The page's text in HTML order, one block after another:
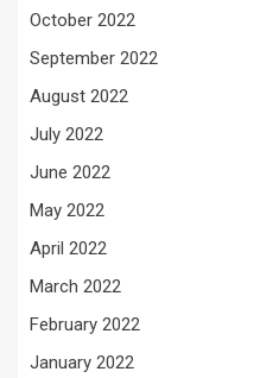
October 2022
September 2022
August 2022
July 2022
June 2022
May 2022
April 2022
March 2022
February 2022
January 2022